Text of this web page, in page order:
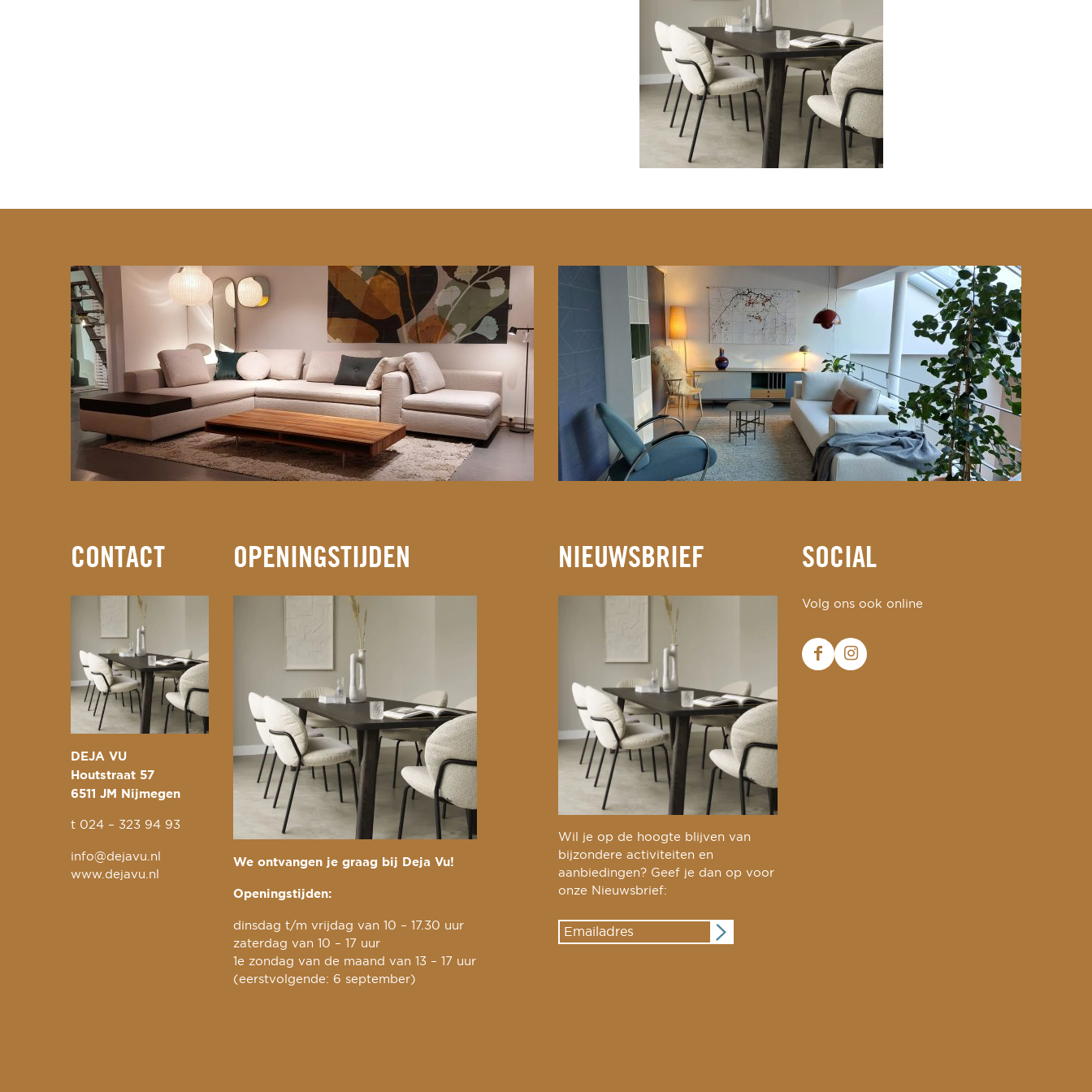
CONTACT
DEJA VU
Houtstraat 57
6511 JM Nijmegen
t 024 – 323 94 93
info@dejavu.nl
www.dejavu.nl
OPENINGSTIJDEN
We ontvangen je graag bij Deja Vu!
Openingstijden:
dinsdag t/m vrijdag van 10 – 17.30 uur
zaterdag van 10 – 17 uur
1e zondag van de maand van 13 – 17 uur
(eerstvolgende: 6 september)
NIEUWSBRIEF
Wil je op de hoogte blijven van
bijzondere activiteiten en
aanbiedingen? Geef je dan op voor
onze Nieuwsbrief:
SOCIAL
Volg ons ook online